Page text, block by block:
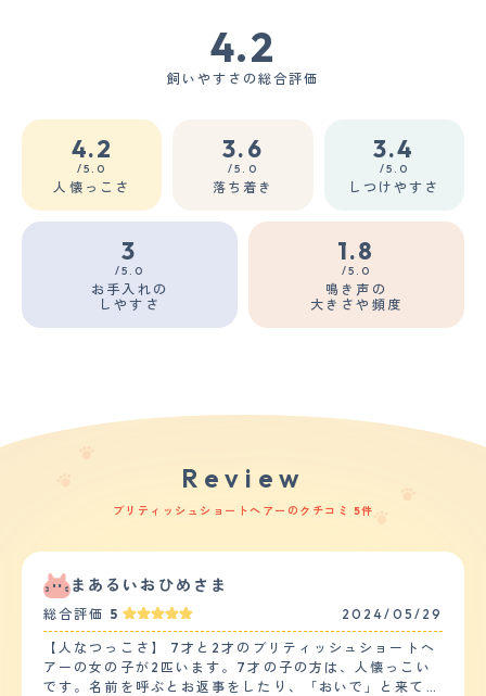
4.2
飼いやすさの総合評価
4.2
/5.0
人懐っこさ
3.6
/5.0
落ち着き
3.4
/5.0
しつけやすさ
3
/5.0
お手入れの
しやすさ
1.8
/5.0
鳴き声の
大きさや頻度
Review
ブリティッシュショートヘアーのクチコミ 5件
まあるいおひめさま
総合評価 5 2024/05/29
【人なつっこさ】 7才と2才のブリティッシュショートヘ
アーの女の子が2匹います。7才の子の方は、人懐っこい
です。名前を呼ぶとお返事をしたり、「おいで」と来て欲